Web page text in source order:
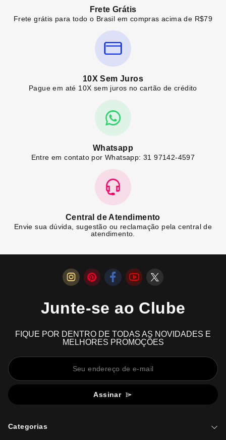
Frete Grátis
Frete grátis para todo o Brasil em compras acima de R$79
10X Sem Juros
Pague em até 10X sem juros no cartão de crédito
Whatsapp
Entre em contato por Whatsapp: 31 97142-4597
Central de Atendimento
Envie sua dúvida, sugestão ou reclamação pela central de
atendimento.
Junte-se ao Clube
FIQUE POR DENTRO DE TODAS AS NOVIDADES E
MELHORES PROMOÇÕES
Assinar
Categorias